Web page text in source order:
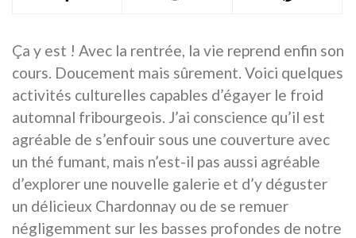
Ça y est ! Avec la rentrée, la vie reprend enfin son
cours. Doucement mais sûrement. Voici quelques
activités culturelles capables d’égayer le froid
automnal fribourgeois. J’ai conscience qu’il est
agréable de s’enfouir sous une couverture avec
un thé fumant, mais n’est-il pas aussi agréable
d’explorer une nouvelle galerie et d’y déguster
un délicieux Chardonnay ou de se remuer
négligemment sur les basses profondes de notre